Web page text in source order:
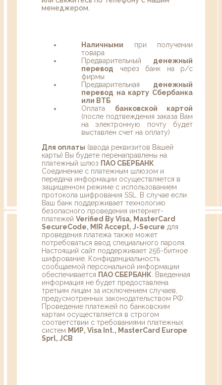
менеджером.
Наличными при получении
товара
Предварительный денежный
перевод через банк на р/с
фирмы
Предварительная денежный
перевод на карту Сбербанка
или ВТБ
Оплата банковской картой
(после подтвеждения заказа Вам
на электронную почту будет
выставлен счет на оплату)
Для оплаты (ввода реквизитов Вашей
карты) Вы будете перенаправлены на
платежный шлюз ПАО СБЕРБАНК
Соединение с платежным шлюзом и
передача информации осуществляется в
защищенном режиме с использованием
протокола шифрования SSL. В случае если
Ваш банк поддерживает технологию
безопасного проведения интернет-
платежей Verified By Visa, MasterCard
SecureCode, MIR Accept, J-Secure для
проведения платежа также может
потребоваться ввод специального пароля.
Настоящий сайт поддерживает 256-битное
шифрование. Конфиденциальность
сообщаемой персональной информации
обеспечивается ПАО СБЕРБАНК . Введенная
информация не будет предоставлена
третьим лицам за исключением случаев,
предусмотренных законодательством РФ.
Проведение платежей по банковским
картам осуществляется в строгом
соответствии с требованиями платежных
систем МИР, Visa Int., MasterCard Europe
Sprl, JCB